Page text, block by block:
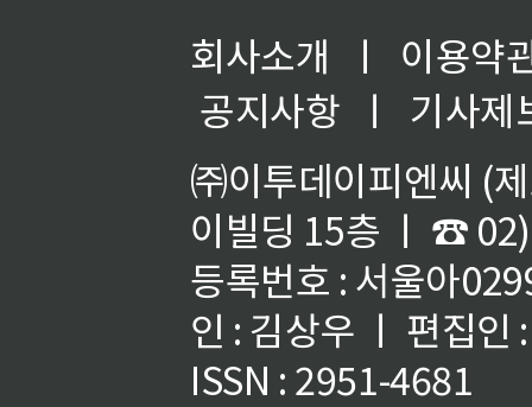
회사소개 ㅣ
이용약
공지사항
ㅣ
기사제
㈜이투데이피엔씨 (
이빌딩 15층 ㅣ ☎
등록번호 : 서울아
인 : 김상우 ㅣ 편집인
ISSN : 2951-4681